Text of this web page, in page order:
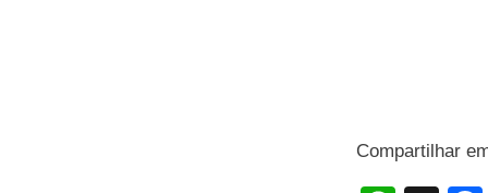
Compartilhar